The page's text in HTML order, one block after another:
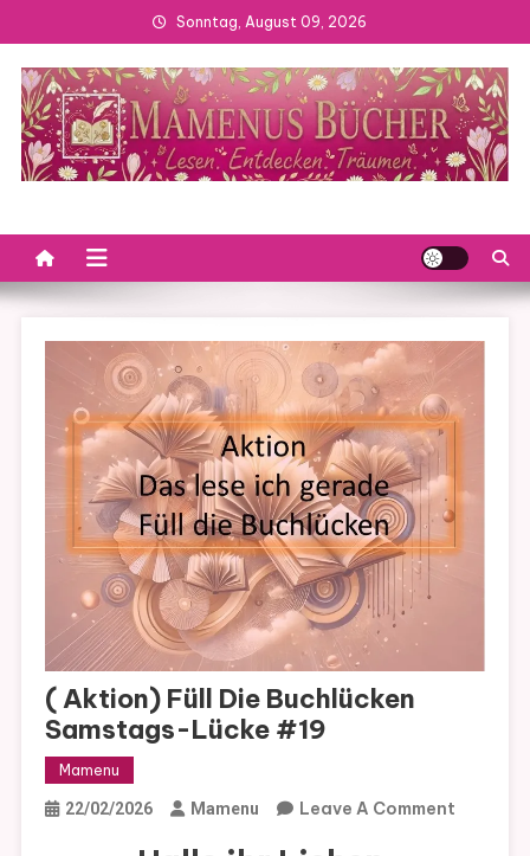
to
content
Sonntag, August 09, 2026
( Aktion) Füll Die Buchlücken
Samstags-Lücke #19
Mamenu
22/02/2026 Mamenu Leave A CommentOn